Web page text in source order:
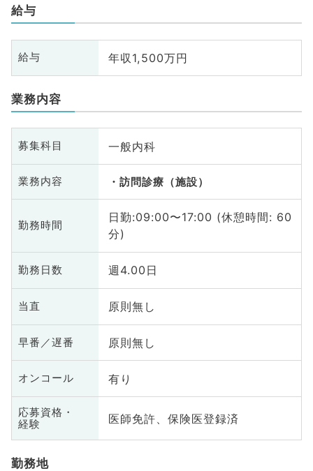
給与
給与 年収1,500万円
業務内容
募集科目 一般内科
業務内容 訪問診療（施設）
勤務時間
日勤:09:00〜17:00 (休憩時間: 60
分)
勤務日数 週4.00日
当直 原則無し
早番／遅番 原則無し
オンコール 有り
応募資格・
経験
医師免許、保険医登録済
勤務地